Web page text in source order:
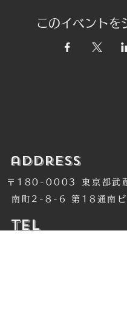
このイベントを
​address
〒180-0003 東京都武
南町2-8-6 第18通南ビ
​TEL